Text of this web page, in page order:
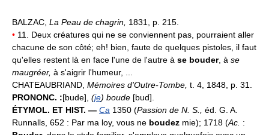
BALZAC, La Peau de chagrin, 1831, p. 215.
• 11. Deux créatures qui ne se conviennent pas, pourraient aller
chacune de son côté; eh! bien, faute de quelques pistoles, il faut
qu'elles restent là en face l'une de l'autre à se bouder, à se
maugréer, à s'aigrir l'humeur, ...
CHATEAUBRIAND, Mémoires d'Outre-Tombe, t. 4, 1848, p. 31.
PRONONC. :[bude], (je) boude [bud].
ÉTYMOL. ET HIST. — Ca 1350 (Passion de N. S., éd. G. A.
Runnalls, 652 : Par ma loy, vous ne boudez mie); 1718 (Ac. :